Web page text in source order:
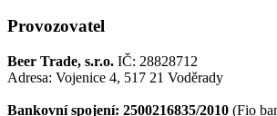
Provozovatel
Beer Trade, s.r.o. IČ: 28828712
Adresa: Vojenice 4, 517 21 Voděrady
Bankovní spojení: 2500216835/2010 (Fio